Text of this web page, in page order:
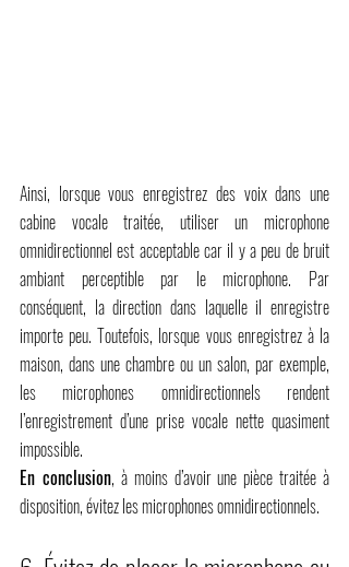
Ainsi, lorsque vous enregistrez des voix dans une
cabine vocale traitée, utiliser un microphone
omnidirectionnel est acceptable car il y a peu de bruit
ambiant perceptible par le microphone. Par
conséquent, la direction dans laquelle il enregistre
importe peu. Toutefois, lorsque vous enregistrez à la
maison, dans une chambre ou un salon, par exemple,
les microphones omnidirectionnels rendent
l’enregistrement d’une prise vocale nette quasiment
impossible.
En conclusion, à moins d’avoir une pièce traitée à
disposition, évitez les microphones omnidirectionnels.